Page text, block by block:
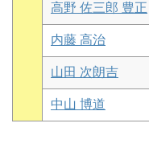
高野 佐三郎 豊正
内藤 高治
山田 次朗吉
中山 博道